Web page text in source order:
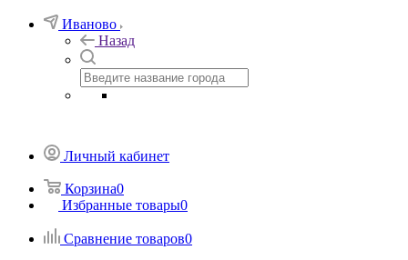
Иваново
Назад
Личный кабинет
Корзина0
Избранные товары0
Сравнение товаров0